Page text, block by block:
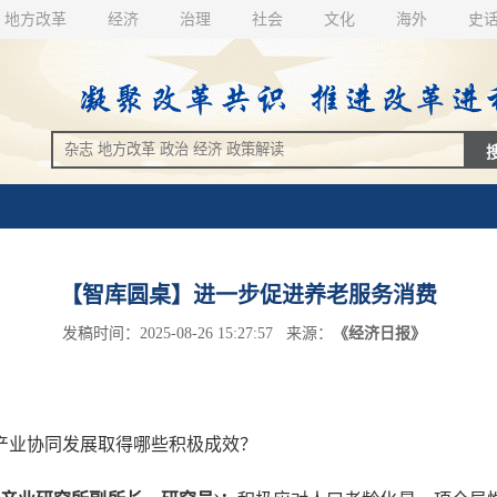
地方改革 经济 治理 社会 文化 海外 史
【智库圆桌】进一步促进养老服务消费
发稿时间：2025-08-26 15:27:57 来源： 《经济日报》
协同发展取得哪些积极成效？